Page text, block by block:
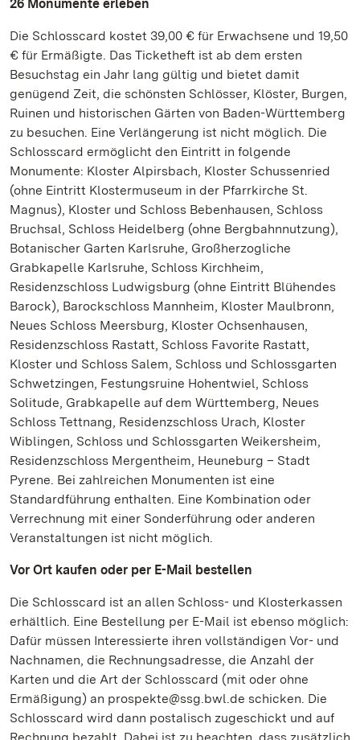
26 Monumente erleben
Die Schlosscard kostet 39,00 € für Erwachsene und 19,50
€ für Ermäßigte. Das Ticketheft ist ab dem ersten
Besuchstag ein Jahr lang gültig und bietet damit
genügend Zeit, die schönsten Schlösser, Klöster, Burgen,
Ruinen und historischen Gärten von Baden-Württemberg
zu besuchen. Eine Verlängerung ist nicht möglich. Die
Schlosscard ermöglicht den Eintritt in folgende
Monumente: Kloster Alpirsbach, Kloster Schussenried
(ohne Eintritt Klostermuseum in der Pfarrkirche St.
Magnus), Kloster und Schloss Bebenhausen, Schloss
Bruchsal, Schloss Heidelberg (ohne Bergbahnnutzung),
Botanischer Garten Karlsruhe, Großherzogliche
Grabkapelle Karlsruhe, Schloss Kirchheim,
Residenzschloss Ludwigsburg (ohne Eintritt Blühendes
Barock), Barockschloss Mannheim, Kloster Maulbronn,
Neues Schloss Meersburg, Kloster Ochsenhausen,
Residenzschloss Rastatt, Schloss Favorite Rastatt,
Kloster und Schloss Salem, Schloss und Schlossgarten
Schwetzingen, Festungsruine Hohentwiel, Schloss
Solitude, Grabkapelle auf dem Württemberg, Neues
Schloss Tettnang, Residenzschloss Urach, Kloster
Wiblingen, Schloss und Schlossgarten Weikersheim,
Residenzschloss Mergentheim, Heuneburg – Stadt
Pyrene. Bei zahlreichen Monumenten ist eine
Standardführung enthalten. Eine Kombination oder
Verrechnung mit einer Sonderführung oder anderen
Veranstaltungen ist nicht möglich.
Vor Ort kaufen oder per E-Mail bestellen
Die Schlosscard ist an allen Schloss- und Klosterkassen
erhältlich. Eine Bestellung per E-Mail ist ebenso möglich:
Dafür müssen Interessierte ihren vollständigen Vor- und
Nachnamen, die Rechnungsadresse, die Anzahl der
Karten und die Art der Schlosscard (mit oder ohne
Ermäßigung) an prospekte@ssg.bwl.de schicken. Die
Schlosscard wird dann postalisch zugeschickt und auf